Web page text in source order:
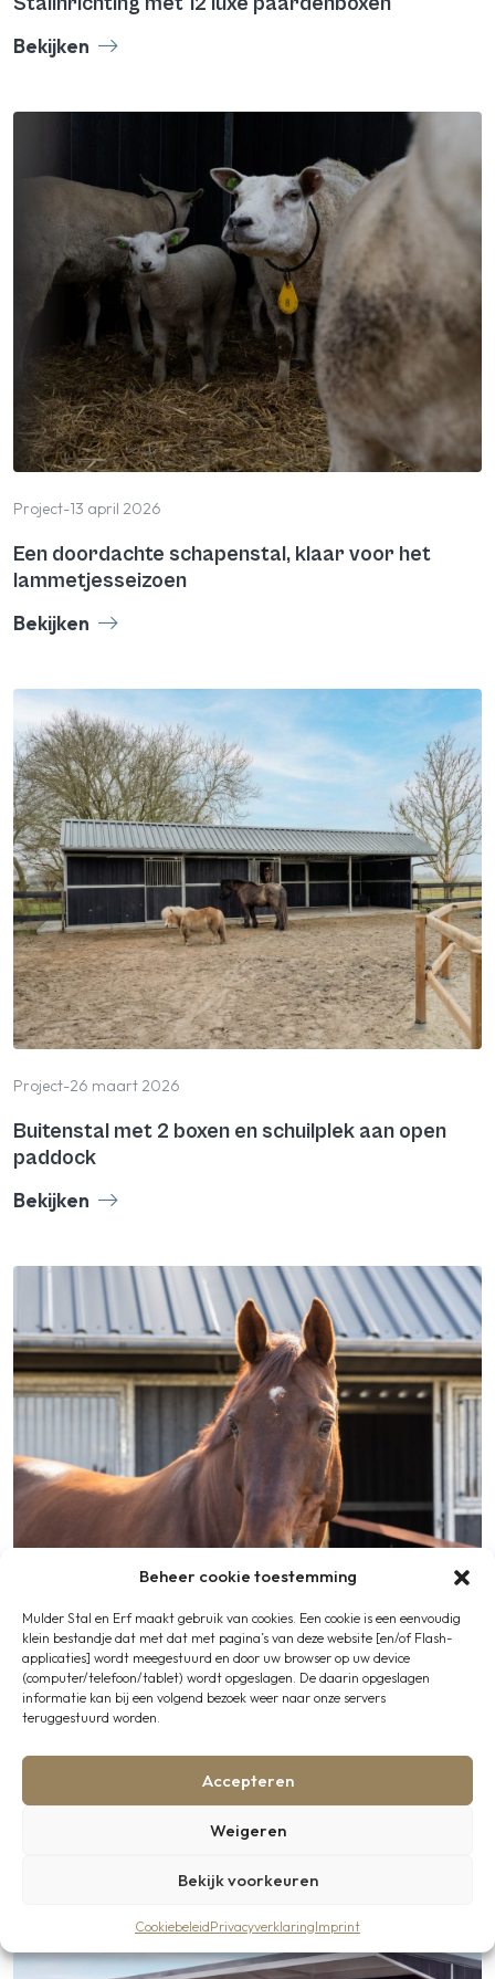
Beheer cookie toestemming
Mulder Stal en Erf maakt gebruik van cookies. Een cookie is een eenvoudig
klein bestandje dat met dat met pagina’s van deze website [en/of Flash-
applicaties] wordt meegestuurd en door uw browser op uw device
(computer/telefoon/tablet) wordt opgeslagen. De daarin opgeslagen
informatie kan bij een volgend bezoek weer naar onze servers
teruggestuurd worden.
Accepteren
Weigeren
Bekijk voorkeuren
CookiebeleidPrivacyverklaringImprint
Bekijken
Project-13 april 2026
Een doordachte schapenstal, klaar voor het
lammetjesseizoen
Bekijken
Project-26 maart 2026
Buitenstal met 2 boxen en schuilplek aan open
paddock
Bekijken
Project-17 maart 2026
Buitenstal als inloopstal zorgt voor vrijheid én